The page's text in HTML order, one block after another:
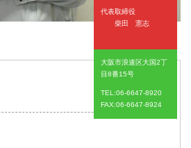
代表取締役
柴田 憲志
大阪市浪速区大国2丁
目8番15号
TEL:06-6647-8920
FAX:06-6647-8924